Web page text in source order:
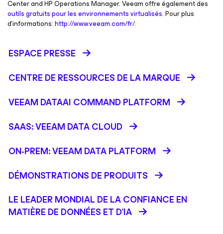
Center and HP Operations Manager. Veeam offre également des
outils gratuits pour les environnements virtualisés. Pour plus
d’informations:http://www.veeam.com/fr/.
ESPACE PRESSE
CENTRE DE RESSOURCES DE LA MARQUE
VEEAM DATAAI COMMAND PLATFORM
SAAS: VEEAM DATA CLOUD
ON-PREM: VEEAM DATA PLATFORM
DÉMONSTRATIONS DE PRODUITS
LE LEADER MONDIAL DE LA CONFIANCE EN
MATIÈRE DE DONNÉES ET D'IA